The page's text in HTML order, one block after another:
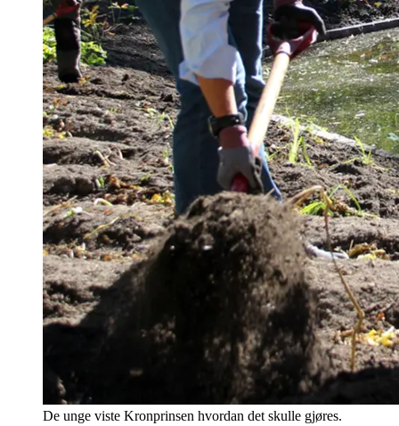
De unge viste Kronprinsen hvordan det skulle gjøres.